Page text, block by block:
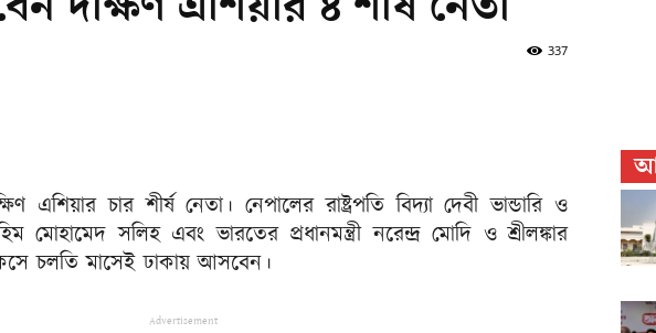
337
চার শীর্ষ নেতা। নেপালের রাষ্ট্রপতি বিদ্যা দেবী ভান্ডারি ও
মোহামেদ সলিহ এবং ভারতের প্রধানমন্ত্রী নরেন্দ্র মোদি ও শ্রীলঙ্কার
চলতি মাসেই ঢাকায় আসবেন।
Advertisement